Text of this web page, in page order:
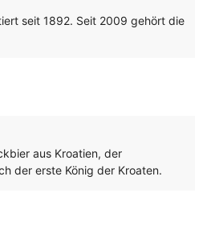
seit 1892. Seit 2009 gehört die
aus Kroatien, der
der erste König der Kroaten.